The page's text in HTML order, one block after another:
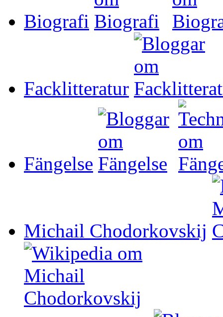
Biografi
Facklitteratur
Fängelse
Michail Chodorkovskij